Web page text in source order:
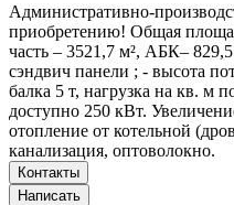
Административно-
приобретению! Общая
часть – 3521,7 м², АБК–
сэндвич панели ; - высота
балка 5 т, нагрузка на кв. м
доступно 250 кВт.
отопление от котельной
канализация, оптоволокно.
Контакты
Написать